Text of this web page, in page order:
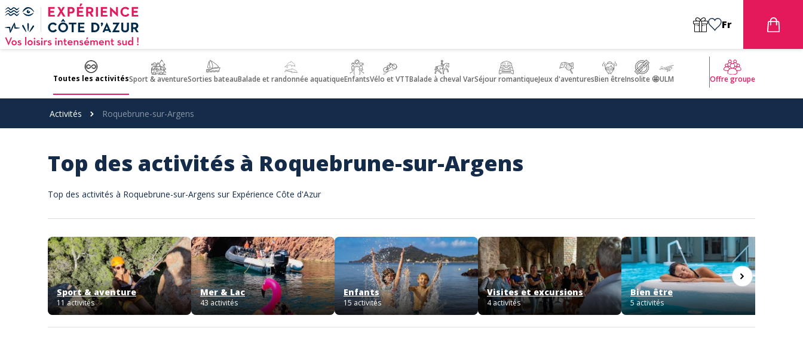
Panneau de gestion des cookies
Fr
Toutes les activitésSport & aventureSorties bateauBalade et randonnée aquatiqueEnfantsVélo et VTTBalade à cheval VarSéjour romantiqueJeux d'aventuresBien êtreInsolite 🤩ULM Offre groupe
Activités Roquebrune-sur-Argens
Top des activités à Roquebrune-sur-Argens
Top des activités à Roquebrune-sur-Argens sur Expérience Côte d'Azur
Sport & aventure
11 activités
Mer & Lac
43 activités
Enfants
15 activités
Visites et excursions
4 activités
Bien être
5 activités